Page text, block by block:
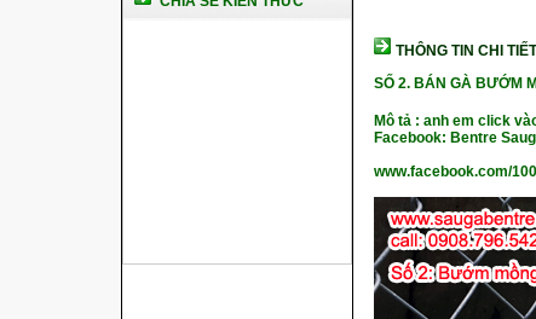
chủng
THÔNG TIN CHI TIẾT
SỐ 2. BÁN GÀ BƯỚM
Mô tả : anh em click
Facebook: Bentre
www.facebook.com/